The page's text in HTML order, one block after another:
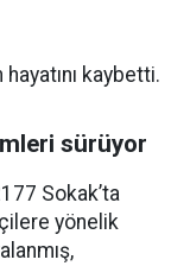
kaybetti.
sürüyor
Sokak’ta
yönelik